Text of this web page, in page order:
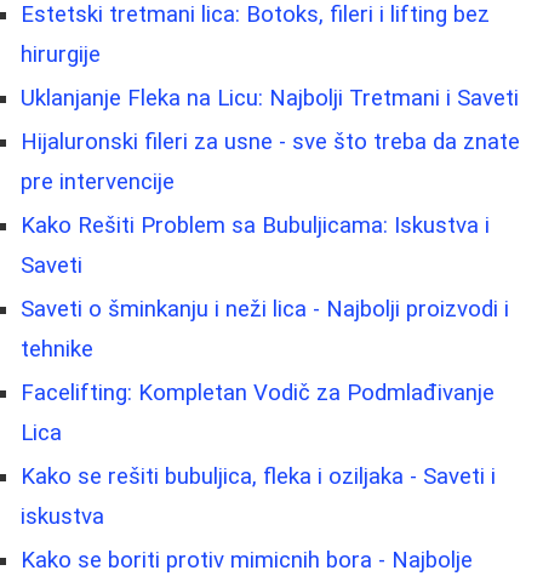
Estetski tretmani lica: Botoks, fileri i lifting bez
hirurgije
Uklanjanje Fleka na Licu: Najbolji Tretmani i Saveti
Hijaluronski fileri za usne - sve što treba da znate
pre intervencije
Kako Rešiti Problem sa Bubuljicama: Iskustva i
Saveti
Saveti o šminkanju i neži lica - Najbolji proizvodi i
tehnike
Facelifting: Kompletan Vodič za Podmlađivanje
Lica
Kako se rešiti bubuljica, fleka i oziljaka - Saveti i
iskustva
Kako se boriti protiv mimicnih bora - Najbolje